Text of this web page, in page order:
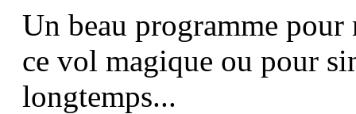
Un beau programme
ce vol magique ou pour
longtemps...